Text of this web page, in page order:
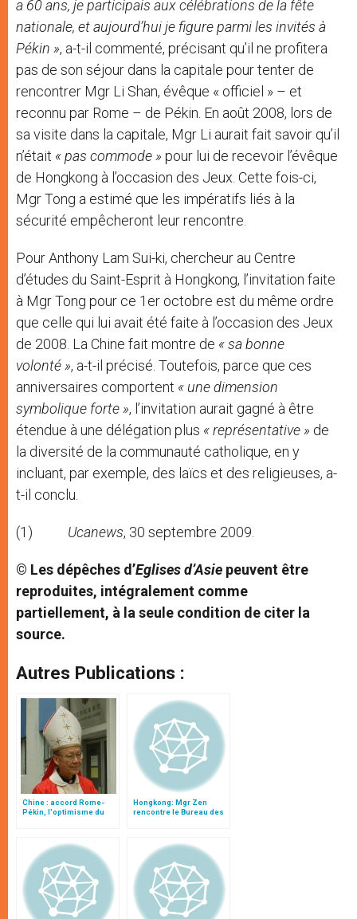
a 60 ans, je participais aux célébrations de la fête
nationale, et aujourd’hui je figure parmi les invités à
Pékin », a-t-il commenté, précisant qu’il ne profitera
pas de son séjour dans la capitale pour tenter de
rencontrer Mgr Li Shan, évêque « officiel » – et
reconnu par Rome – de Pékin. En août 2008, lors de
sa visite dans la capitale, Mgr Li aurait fait savoir qu’il
n’était « pas commode » pour lui de recevoir l’évêque
de Hongkong à l’occasion des Jeux. Cette fois-ci,
Mgr Tong a estimé que les impératifs liés à la
sécurité empêcheront leur rencontre.
Pour Anthony Lam Sui-ki, chercheur au Centre
d’études du Saint-Esprit à Hongkong, l’invitation faite
à Mgr Tong pour ce 1er octobre est du même ordre
que celle qui lui avait été faite à l’occasion des Jeux
de 2008. La Chine fait montre de « sa bonne
volonté », a-t-il précisé. Toutefois, parce que ces
anniversaires comportent « une dimension
symbolique forte », l’invitation aurait gagné à être
étendue à une délégation plus « représentative » de
la diversité de la communauté catholique, en y
incluant, par exemple, des laïcs et des religieuses, a-
t-il conclu.
(1) Ucanews, 30 septembre 2009.
© Les dépêches d’Eglises d’Asie peuvent être
reproduites, intégralement comme
partiellement, à la seule condition de citer la
source.
Autres Publications :
Chine : accord Rome-
Pékin, l'optimisme du
Hongkong: Mgr Zen
rencontre le Bureau des